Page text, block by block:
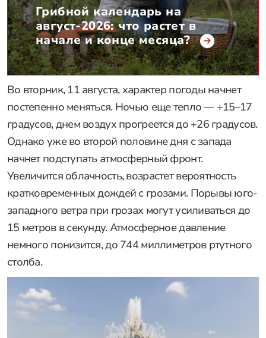
Грибной календарь на
август-2026: что растет в
начале и конце месяца?
Во вторник, 11 августа, характер погоды начнет
постепенно меняться. Ночью еще тепло — +15–17
градусов, днем воздух прогреется до +26 градусов.
Однако уже во второй половине дня с запада
начнет подступать атмосферный фронт.
Увеличится облачность, возрастет вероятность
кратковременных дождей с грозами. Порывы юго-
западного ветра при грозах могут усиливаться до
15 метров в секунду. Атмосферное давление
немного понизится, до 744 миллиметров ртутного
столба.